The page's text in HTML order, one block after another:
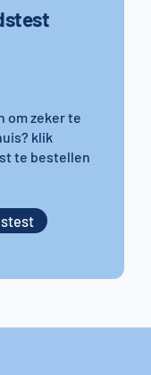
om zeker te
klik
te bestellen